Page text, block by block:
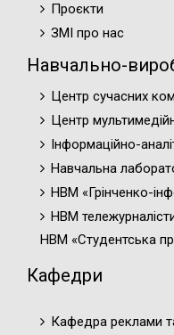
Проєкти
ЗМІ про нас
Навчально-
Центр сучасних
Центр
Інформаційно-
Навчальна
НВМ «Грінченко-
НВМ
НВМ «Студентська
Кафедри
Кафедра реклами